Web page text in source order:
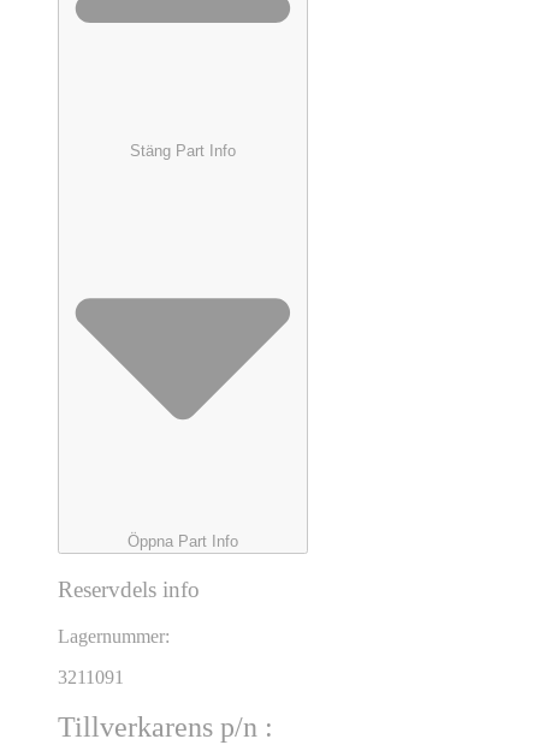
Stäng Part Info
Öppna Part Info
Reservdels info
Lagernummer:
3211091
Tillverkarens p/n :